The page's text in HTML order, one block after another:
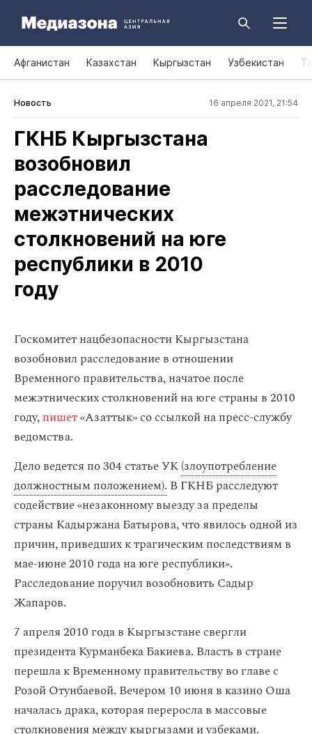
Афганистан Казахстан Кыргызстан Узбекистан
Новость 16 апреля 2021, 21:54
ГКНБ Кыргызстана
возобновил
расследование
межэтнических
столкновений на юге
республики в 2010
году
Госкомитет нацбезопасности Кыргызстана
возобновил расследование в отношении
Временного правительства, начатое после
межэтнических столкновений на юге страны в 2010
году,пишет«Азаттык» со ссылкой на пресс-службу
ведомства.
Дело ведется по 304 статье УК(злоупотребление
должностным положением). В ГКНБ расследуют
содействие «незаконному выезду за пределы
страны Кадыржана Батырова, что явилось одной из
причин, приведших к трагическим последствиям в
мае-июне 2010 года на юге республики».
Расследование поручил возобновить Садыр
Жапаров.
7 апреля 2010 года в Кыргызстане свергли
президента Курманбека Бакиева. Власть в стране
перешла к Временному правительству во главе с
Розой Отунбаевой. Вечером 10 июня в казино Оша
началась драка, которая переросла в массовые
столкновения между кыргызами и узбеками.